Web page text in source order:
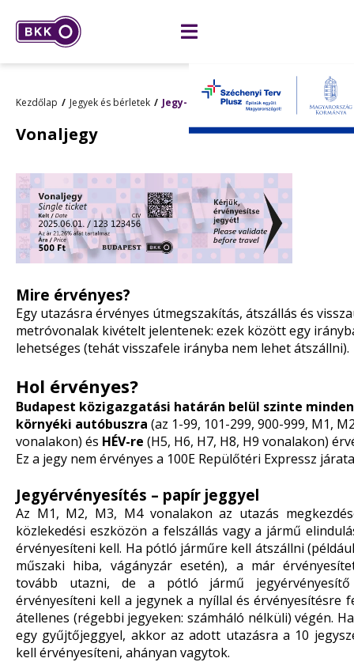
Kezdőlap Jegyek és bérletek Jegy- és bérletárak
Vonaljegy
Mire érvényes?
Egy utazásra érvényes útmegszakítás, átszállás és
metróvonalak kivételt jelentenek: ezek között egy
lehetséges (tehát visszafele irányba nem lehet átszállni).
Hol érvényes?
Budapest közigazgatási határán belül szinte
környéki autóbuszra (az 1-99, 101-299, 900-999, M1,
vonalakon) és HÉV-re (H5, H6, H7, H8, H9 vonalakon)
Ez a jegy nem érvényes a 100E Repülőtéri Expressz
Jegyérvényesítés – papír jeggyel
Az M1, M2, M3, M4 vonalakon az utazás
közlekedési eszközön a felszállás vagy a jármű
érvényesíteni kell. Ha pótló járműre kell átszállni
műszaki hiba, vágányzár esetén), a már
tovább utazni, de a pótló jármű
érvényesíteni kell a jegynek a nyíllal és érvényesítésre
átellenes (régebbi jegyeken: számháló nélküli) végén.
egy gyűjtőjeggyel, akkor az adott utazásra a 10
kell érvényesíteni, ahányan vagytok.